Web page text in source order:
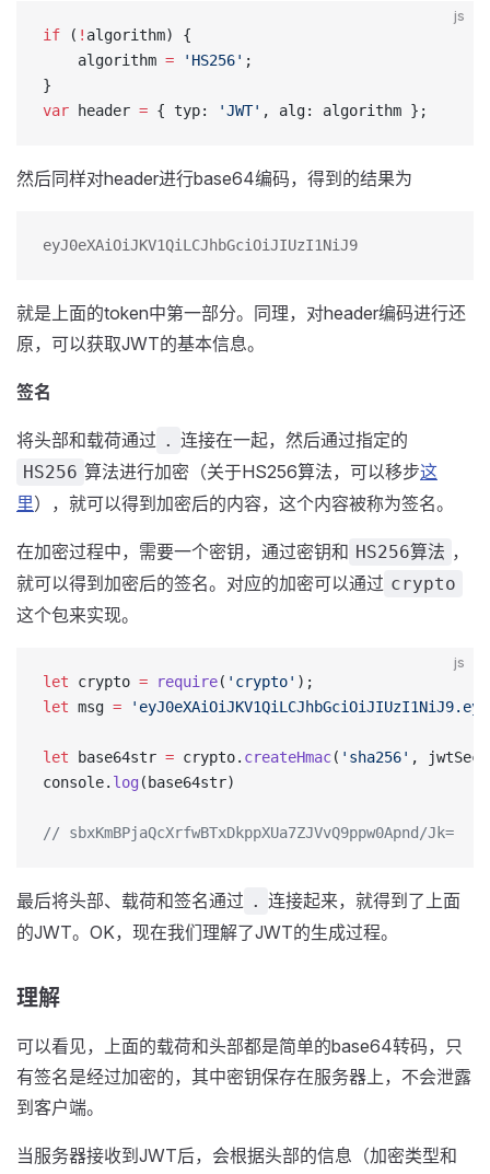
js
if ( ! algorithm) {
    algorithm
= 'HS256' ;
}
var header = { typ: 'JWT' , alg: algorithm };
然后同样对header进行base64编码，得到的结果为
eyJ0eXAiOiJKV1QiLCJhbGciOiJIUzI1NiJ9
就是上面的token中第一部分。同理，对header编码进行还
原，可以获取JWT的基本信息。
签名
将头部和载荷通过 . 连接在一起，然后通过指定的
HS256 算法进行加密（关于HS256算法，可以移步这
里），就可以得到加密后的内容，这个内容被称为签名。
在加密过程中，需要一个密钥，通过密钥和 HS256算法 ，
就可以得到加密后的签名。对应的加密可以通过 crypto
这个包来实现。
js
let crypto = require( 'crypto' );
let msg =
let base64str = crypto. createHmac( 'sha256' ,
console. log (base64str)
// sbxKmBPjaQcXrfwBTxDkppXUa7ZJVvQ9ppw0Apnd/Jk=
最后将头部、载荷和签名通过 . 连接起来，就得到了上面
的JWT。OK，现在我们理解了JWT的生成过程。
理解
可以看见，上面的载荷和头部都是简单的base64转码，只
有签名是经过加密的，其中密钥保存在服务器上，不会泄露
到客户端。
当服务器接收到JWT后，会根据头部的信息（加密类型和